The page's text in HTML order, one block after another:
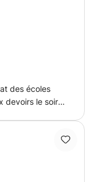
des écoles
devoirs le soir
et pour des
apprendre une
de travail.